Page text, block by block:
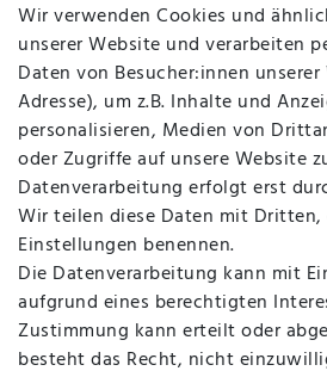
Vertrag widerrufen
MAPALI VOR ORT
Herzogstraße 10
47533 Kleve
Wir verwenden Cookies und
unserer Website und verarbeiten
Daten von Besucher:innen unserer
Adresse), um z.B. Inhalte und
personalisieren, Medien von
oder Zugriffe auf unsere Website
Datenverarbeitung erfolgt erst
Wir teilen diese Daten mit
Einstellungen benennen.
Die Datenverarbeitung kann mit
aufgrund eines berechtigten
Zustimmung kann erteilt oder
besteht das Recht, nicht